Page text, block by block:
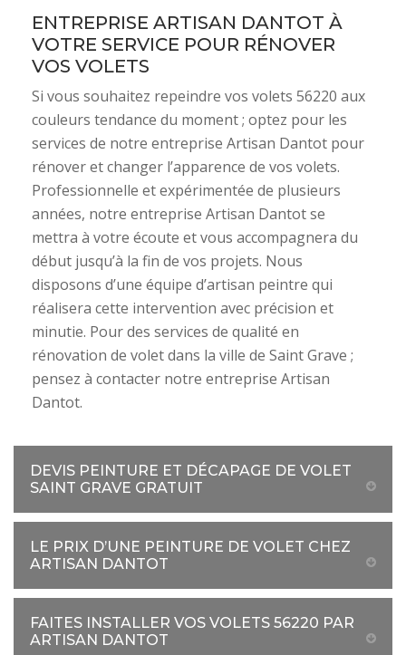
ENTREPRISE ARTISAN DANTOT À
VOTRE SERVICE POUR RÉNOVER
VOS VOLETS
Si vous souhaitez repeindre vos volets 56220 aux
couleurs tendance du moment ; optez pour les
services de notre entreprise Artisan Dantot pour
rénover et changer l’apparence de vos volets.
Professionnelle et expérimentée de plusieurs
années, notre entreprise Artisan Dantot se
mettra à votre écoute et vous accompagnera du
début jusqu’à la fin de vos projets. Nous
disposons d’une équipe d’artisan peintre qui
réalisera cette intervention avec précision et
minutie. Pour des services de qualité en
rénovation de volet dans la ville de Saint Grave ;
pensez à contacter notre entreprise Artisan
Dantot.
DEVIS PEINTURE ET DÉCAPAGE DE VOLET
SAINT GRAVE GRATUIT
LE PRIX D’UNE PEINTURE DE VOLET CHEZ
ARTISAN DANTOT
FAITES INSTALLER VOS VOLETS 56220 PAR
ARTISAN DANTOT